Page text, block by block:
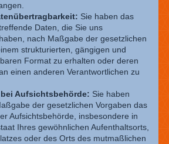
Sie haben das
Daten, die Sie uns
nach Maßgabe der gesetzlichen
strukturierten, gängigen und
Format zu erhalten oder deren
einen anderen Verantwortlichen zu
Aufsichtsbehörde: Sie haben
der gesetzlichen Vorgaben das
Aufsichtsbehörde, insbesondere in
Ihres gewöhnlichen Aufenthaltsorts,
oder des Orts des mutmaßlichen